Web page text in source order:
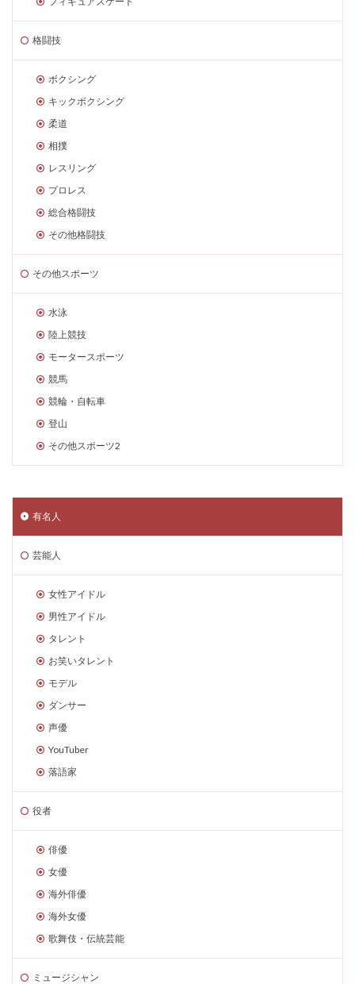
格闘技
ボクシング
キックボクシング
柔道
相撲
レスリング
プロレス
総合格闘技
その他格闘技
その他スポーツ
水泳
陸上競技
モータースポーツ
競馬
競輪・自転車
登山
その他スポーツ2
有名人
芸能人
女性アイドル
男性アイドル
タレント
お笑いタレント
モデル
ダンサー
声優
YouTuber
落語家
役者
俳優
女優
海外俳優
海外女優
歌舞伎・伝統芸能
ミュージシャン